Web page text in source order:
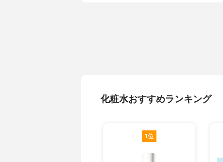
化粧水おすすめランキング
1位